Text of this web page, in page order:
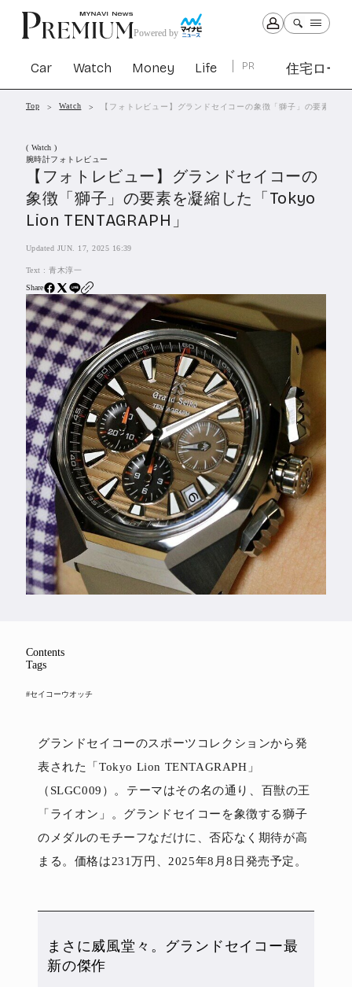
Powered by
Car Watch Money Life PR 住宅ロー
Car Watch
PR
住宅ローン 364
SBIネオトレード証券
All Articles
特集&連載記事
Feature
Series
Top Watch 【フォトレビュー】グランドセイコーの象徴「獅子」の要素を
( Watch )
腕時計フォトレビュー
【フォトレビュー】グランドセイコーの
象徴「獅子」の要素を凝縮した「Tokyo
Lion TENTAGRAPH」
Updated JUN. 17, 2025 16:39
Text :青木淳一
Share
Contents
Tags
#セイコーウオッチ
グランドセイコーのスポーツコレクションから発
表された「Tokyo Lion TENTAGRAPH」
（SLGC009）。テーマはその名の通り、百獣の王
「ライオン」。グランドセイコーを象徴する獅子
のメダルのモチーフなだけに、否応なく期待が高
まる。価格は231万円、2025年8月8日発売予定。
まさに威風堂々。グランドセイコー最
新の傑作